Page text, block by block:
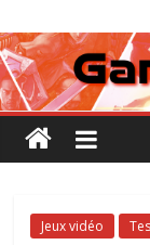
au
contenu
Tests
et
Actu
des
vidéo
Jeux vidéo